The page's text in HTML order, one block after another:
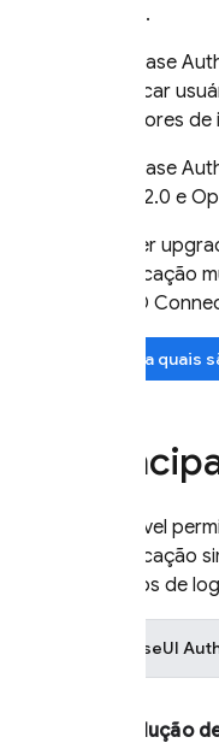
usuário.
Firebase
autenticar
provedores
Firebase
OAuth 2.0 e
Ao fazer
autenticação
OpenID
Saiba quais
É possível
autenticação
métodos de
FirebaseUI
Solução